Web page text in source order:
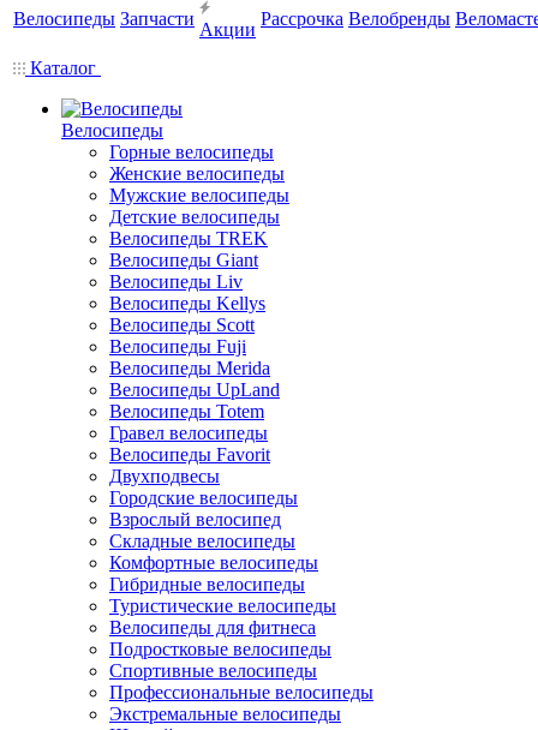
Велосипеды Запчасти
Акции
Рассрочка Велобренды
Каталог
Велосипеды
Горные велосипеды
Женские велосипеды
Мужские велосипеды
Детские велосипеды
Велосипеды TREK
Велосипеды Giant
Велосипеды Liv
Велосипеды Kellys
Велосипеды Scott
Велосипеды Fuji
Велосипеды Merida
Велосипеды UpLand
Велосипеды Totem
Гравел велосипеды
Велосипеды Favorit
Двухподвесы
Городские велосипеды
Взрослый велосипед
Складные велосипеды
Комфортные велосипеды
Гибридные велосипеды
Туристические велосипеды
Велосипеды для фитнеса
Подростковые велосипеды
Спортивные велосипеды
Профессиональные велосипеды
Экстремальные велосипеды